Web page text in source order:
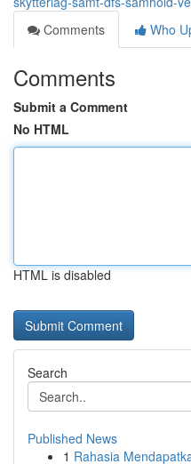
Comments
Who
Comments
Submit a Comment
No HTML
HTML is disabled
Search
Published News
1 Rahasia